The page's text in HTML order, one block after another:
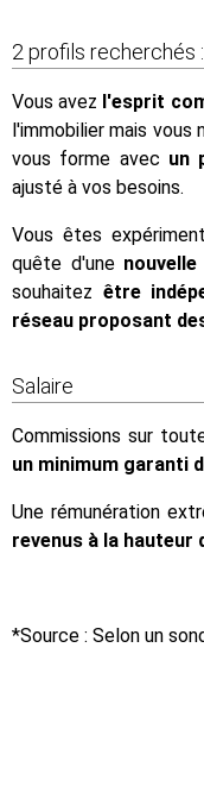
2 profils recherchés :
Vous avez l'esprit
l'immobilier mais vous
vous forme avec un
ajusté à vos besoins.
Vous êtes
quête d'une
souhaitez être
réseau proposant
Salaire
Commissions sur
un minimum garanti
Une rémunération
revenus à la
*Source : Selon un